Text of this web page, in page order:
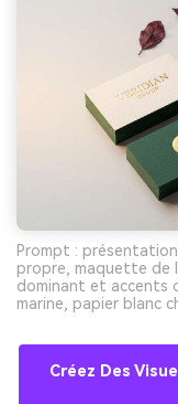
Prompt :
propre, maquette de
dominant et accents
marine, papier blanc
Créez Des